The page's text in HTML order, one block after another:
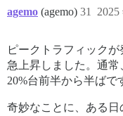
agemo (agemo) 31
ピークトラフィック
急上昇しました。通
20%台前半から半ばで
奇妙なことに、ある